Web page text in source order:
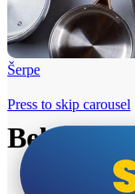
Šerpe
Beko i
Press to skip carousel